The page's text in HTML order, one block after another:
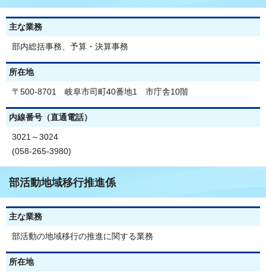
主な業務
部内総括事務、予算・決算事務
所在地
〒500-8701 岐阜市司町40番地1 市庁舎10階
内線番号（直通電話）
3021～3024
(058-265-3980)
部活動地域移行推進係
主な業務
部活動の地域移行の推進に関する業務
所在地